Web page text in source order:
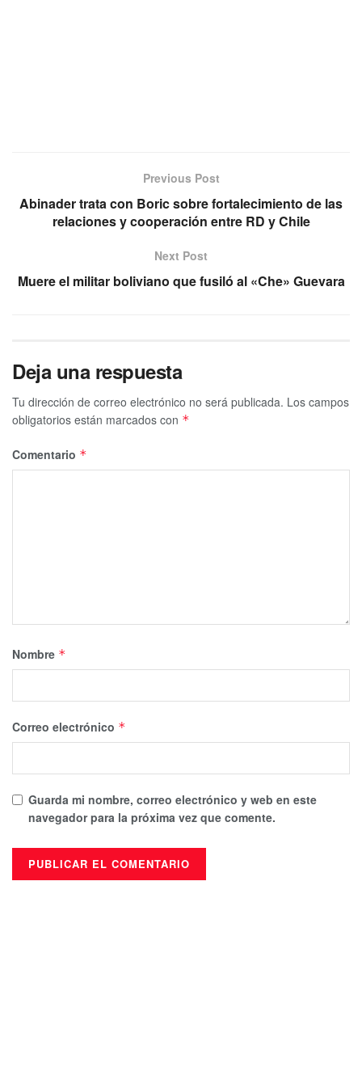
Previous Post
Abinader trata con Boric sobre fortalecimiento de las
relaciones y cooperación entre RD y Chile
Next Post
Muere el militar boliviano que fusiló al «Che» Guevara
Deja una respuesta
Tu dirección de correo electrónico no será publicada. Los campos
obligatorios están marcados con *
Comentario *
Nombre *
Correo electrónico *
Guarda mi nombre, correo electrónico y web en este
navegador para la próxima vez que comente.